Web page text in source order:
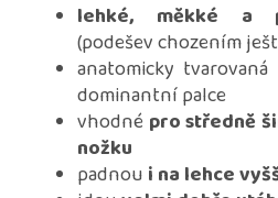
lehké, měkké a
(podešev chozením
anatomicky
dominantní palce
vhodné pro středně
nožku
padnou i na lehce